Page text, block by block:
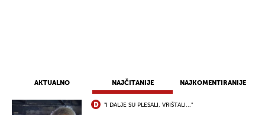
AKTUALNO NAJČITANIJE NAJKOMENTIRANIJE
"I DALJE SU PLESALI, VRIŠTALI..."